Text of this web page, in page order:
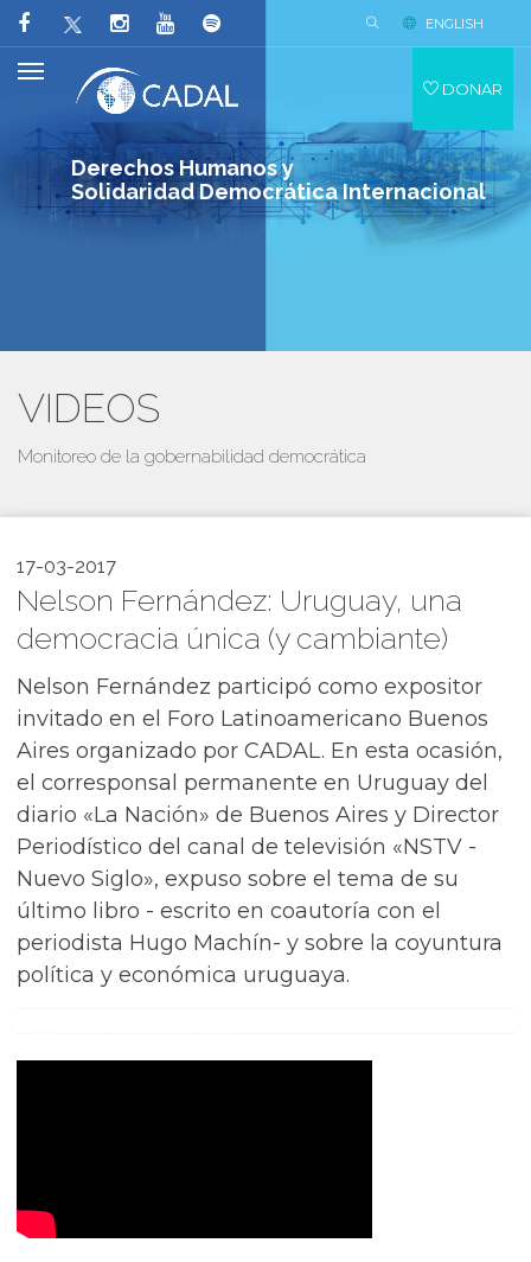
Derechos Humanos y
Solidaridad Democrática Internacional
ENGLISH
DONAR
VIDEOS
Monitoreo de la gobernabilidad democrática
17-03-2017
Nelson Fernández: Uruguay, una
democracia única (y cambiante)
Nelson Fernández participó como expositor
invitado en el Foro Latinoamericano Buenos
Aires organizado por CADAL. En esta ocasión,
el corresponsal permanente en Uruguay del
diario «La Nación» de Buenos Aires y Director
Periodístico del canal de televisión «NSTV -
Nuevo Siglo», expuso sobre el tema de su
último libro - escrito en coautoría con el
periodista Hugo Machín- y sobre la coyuntura
política y económica uruguaya.